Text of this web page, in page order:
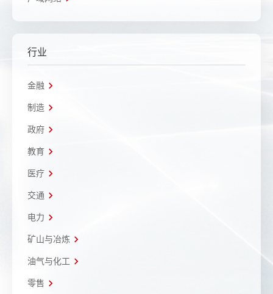
行业
金融
制造
政府
教育
医疗
交通
电力
矿山与冶炼
油气与化工
零售